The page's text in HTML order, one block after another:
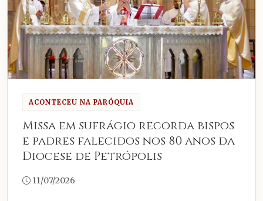
ACONTECEU NA PARÓQUIA
Missa em sufrágio recorda bispos
e padres falecidos nos 80 anos da
Diocese de Petrópolis
11/07/2026